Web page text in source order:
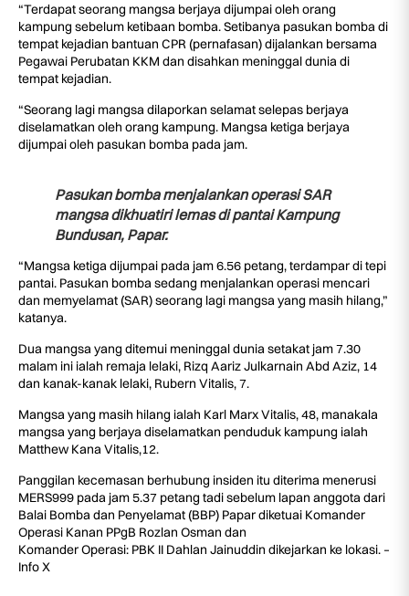
“Terdapat seorang mangsa berjaya dijumpai oleh orang
kampung sebelum ketibaan bomba. Setibanya pasukan bomba di
tempat kejadian bantuan CPR (pernafasan) dijalankan bersama
Pegawai Perubatan KKM dan disahkan meninggal dunia di
tempat kejadian.
“Seorang lagi mangsa dilaporkan selamat selepas berjaya
diselamatkan oleh orang kampung. Mangsa ketiga berjaya
dijumpai oleh pasukan bomba pada jam.
Pasukan bomba menjalankan operasi SAR
mangsa dikhuatiri lemas di pantai Kampung
Bundusan, Papar.
“Mangsa ketiga dijumpai pada jam 6.56 petang, terdampar di tepi
pantai. Pasukan bomba sedang menjalankan operasi mencari
dan memyelamat (SAR) seorang lagi mangsa yang masih hilang,”
katanya.
Dua mangsa yang ditemui meninggal dunia setakat jam 7.30
malam ini ialah remaja lelaki, Rizq Aariz Julkarnain Abd Aziz, 14
dan kanak-kanak lelaki, Rubern Vitalis, 7.
Mangsa yang masih hilang ialah Karl Marx Vitalis, 48, manakala
mangsa yang berjaya diselamatkan penduduk kampung ialah
Matthew Kana Vitalis,12.
Panggilan kecemasan berhubung insiden itu diterima menerusi
MERS999 pada jam 5.37 petang tadi sebelum lapan anggota dari
Balai Bomba dan Penyelamat (BBP) Papar diketuai Komander
Operasi Kanan PPgB Rozlan Osman dan
Komander Operasi: PBK II Dahlan Jainuddin dikejarkan ke lokasi. –
Info X